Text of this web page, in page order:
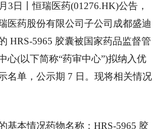
3日丨恒瑞医药(01276.HK)公告，
医药股份有限公司子公司成都盛迪
HRS-5965 胶囊被国家药品监督管
心(以下简称“药审中心”)拟纳入优
名单，公示期 7 日。现将相关情况
基本情况药物名称：HRS-5965 胶